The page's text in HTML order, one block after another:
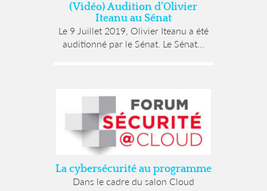
(Vidéo) Audition d’Olivier
Iteanu au Sénat
Le 9 Juillet 2019, Olivier Iteanu a été
auditionné par le Sénat. Le Sénat...
La cybersécurité au programme
Dans le cadre du salon Cloud